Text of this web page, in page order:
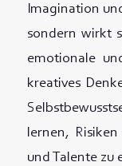
Imagination
sondern wirkt
emotionale
kreatives
lernen,
und Talente zu